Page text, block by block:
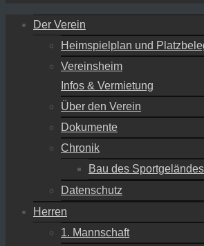
Der Verein
Heimspielplan und
Vereinsheim
Infos & Vermietung
Über den Verein
Dokumente
Chronik
Bau des Sportgeländes
Datenschutz
Herren
1. Mannschaft